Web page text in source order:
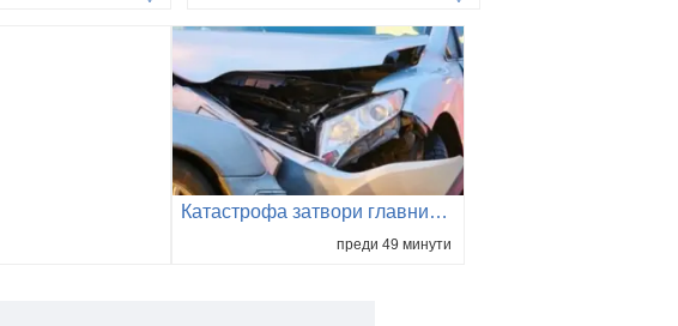
Катастрофа затвори главния път София – Варна, две деца са пострадали
преди 49 минути